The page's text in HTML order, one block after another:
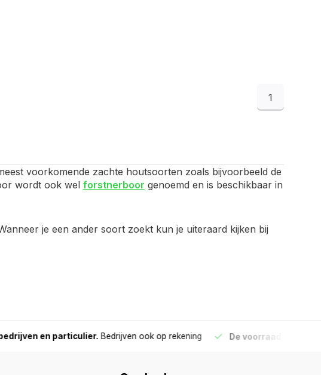
1
voorkomende zachte houtsoorten zoals bijvoorbeeld de
wordt ook wel forstnerboor genoemd en is beschikbaar in
je een ander soort zoekt kun je uiteraard kijken bij
en particulier.Bedrijven ook op rekening De voorraad die